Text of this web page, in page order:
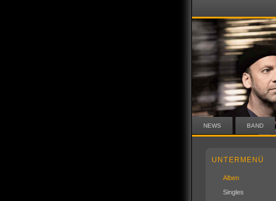
NEWS BAND
UNTERMENÜ
Alben
Singles